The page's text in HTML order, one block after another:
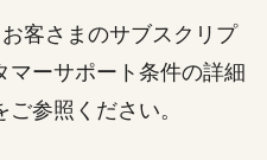
客さまのサブスクリプ
マーサポート条件の詳細
ご参照ください。